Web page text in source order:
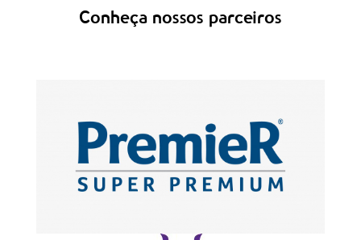
Conheça nossos parceiros